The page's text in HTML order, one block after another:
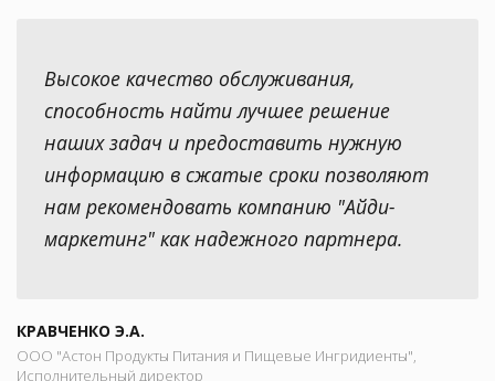
Высокое качество обслуживания,
способность найти лучшее решение
наших задач и предоставить нужную
информацию в сжатые сроки позволяют
нам рекомендовать компанию "Айди-
маркетинг" как надежного партнера.
КРАВЧЕНКО Э.А.
ООО "Астон Продукты Питания и Пищевые Ингридиенты",
Исполнительный директор